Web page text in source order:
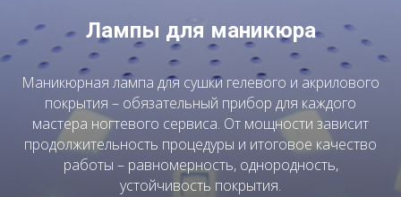
Лампы для маникюра
Маникюрная лампа для сушки гелевого и акрилового
покрытия – обязательный прибор для каждого
мастера ногтевого сервиса. От мощности зависит
продолжительность процедуры и итоговое качество
работы – равномерность, однородность,
устойчивость покрытия.